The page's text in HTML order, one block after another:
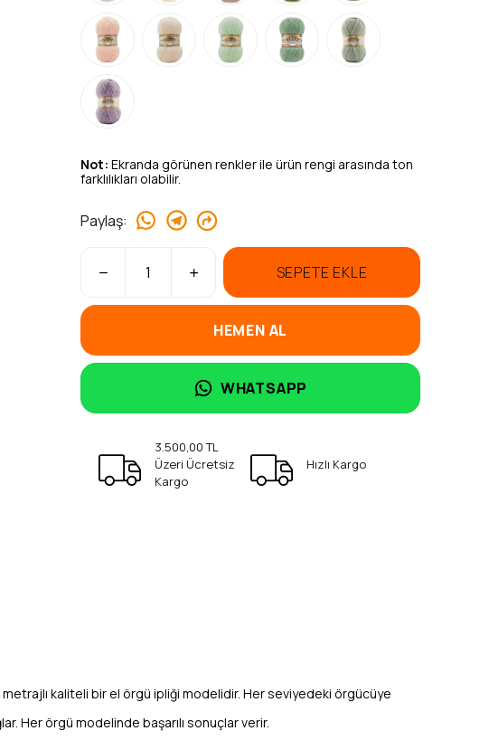
Not: Ekranda görünen renkler ile ürün rengi arasında ton
farklılıkları olabilir.
Paylaş:
SEPETE EKLE
HEMEN AL
WHATSAPP
3.500,00 TL
Üzeri Ücretsiz
Kargo
Hızlı Kargo
metrajlı kaliteli bir el örgü ipliği modelidir. Her seviyedeki örgücüye
Her örgü modelinde başarılı sonuçlar verir.